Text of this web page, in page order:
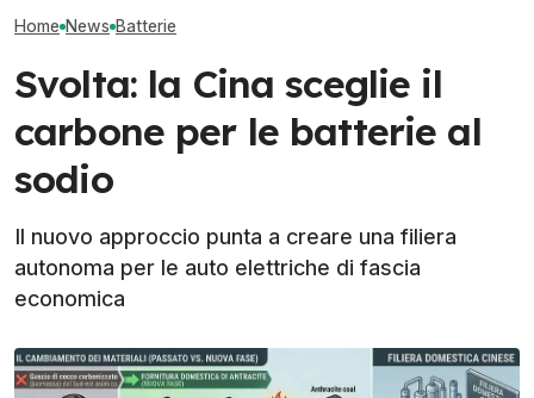
Home News Batterie
Svolta: la Cina sceglie il
carbone per le batterie al
sodio
Il nuovo approccio punta a creare una filiera
autonoma per le auto elettriche di fascia
economica